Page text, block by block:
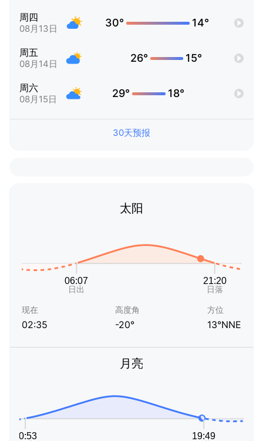
周四
08月13日 30° 14°
周五
08月14日 26° 15°
周六
08月15日 29° 18°
30天预报
太阳
现在
02:35
高度角
-20°
方位
13°NNE
月亮